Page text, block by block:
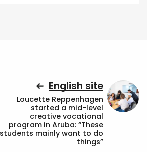
English site
Loucette Reppenhagen
started a mid-level
creative vocational
program in Aruba: “These
students mainly want to do
things”